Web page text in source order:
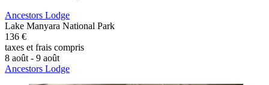
Ancestors Lodge
Lake Manyara National Park
136 €
taxes et frais compris
8 août - 9 août
Ancestors Lodge